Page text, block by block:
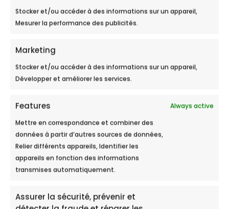
Stocker et/ou accéder à des informations sur un appareil,
Mesurer la performance des publicités.
Marketing
Stocker et/ou accéder à des informations sur un appareil,
Développer et améliorer les services.
Features
Always active
Mettre en correspondance et combiner des
données à partir d’autres sources de données,
Relier différents appareils, Identifier les
appareils en fonction des informations
transmises automatiquement.
Assurer la sécurité, prévenir et
Peut-on boire l’eau d’un
adoucisseur ? Ce qu’il faut savoir
Sommaire Ce qui se passe réellement
quand un adoucisseur traite l’eau Eau...